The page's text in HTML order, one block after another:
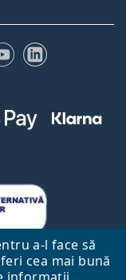
a-l face să
cea mai bună
YouTubeLinkedIn